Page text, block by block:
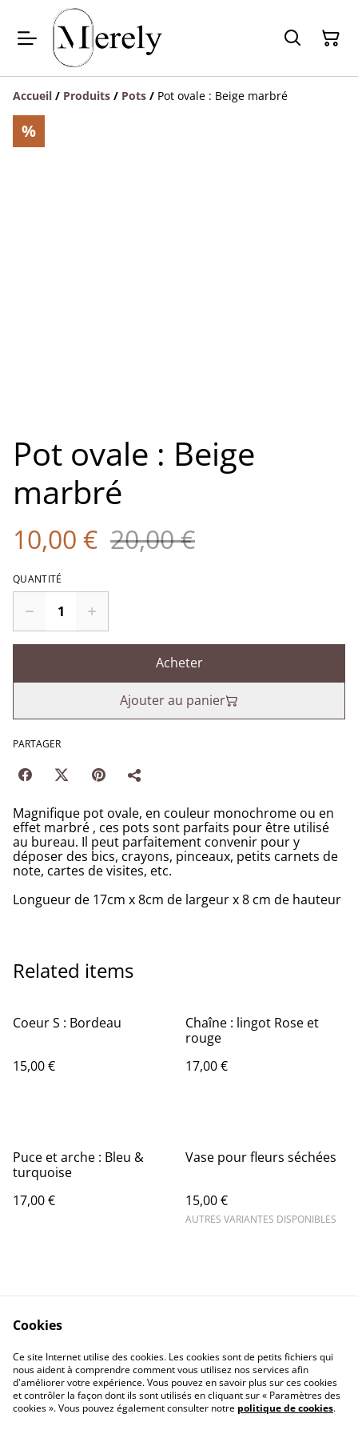
Accueil / Produits / Pots / Pot ovale : Beige marbré
%
Pot ovale : Beige
marbré
10,00 € 20,00 €
QUANTITÉ
Acheter
Ajouter au panier
PARTAGER
Magnifique pot ovale, en couleur monochrome ou en
effet marbré , ces pots sont parfaits pour être utilisé
au bureau. Il peut parfaitement convenir pour y
déposer des bics, crayons, pinceaux, petits carnets de
note, cartes de visites, etc.
Longueur de 17cm x 8cm de largeur x 8 cm de hauteur
Related items
Coeur S : Bordeau
15,00 €
Chaîne : lingot Rose et
rouge
17,00 €
Puce et arche : Bleu &
turquoise
17,00 €
Vase pour fleurs séchées
15,00 €
AUTRES VARIANTES DISPONIBLES
Contact Us
Legal Terms
Privacy Policy
Cookie Policy
Cookies
Ce site Internet utilise des cookies. Les cookies sont de petits fichiers qui
nous aident à comprendre comment vous utilisez nos services afin
d'améliorer votre expérience. Vous pouvez en savoir plus sur ces cookies
et contrôler la façon dont ils sont utilisés en cliquant sur « Paramètres des
cookies ». Vous pouvez également consulter notre politique de cookies.